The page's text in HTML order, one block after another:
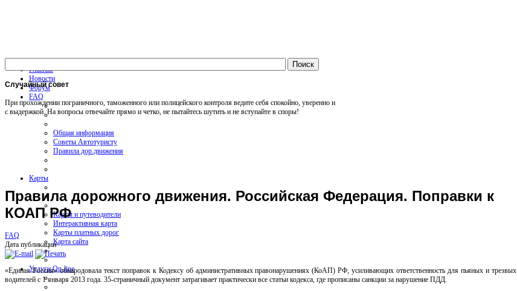
Главная
Новости
Форум
FAQ
Общая информация
Советы Автотуристу
Правила дор.движения
Карты
Карты и путеводители
Интерактивная карта
Карты платных дорог
Карта сайта
Услуги On-line
Случайныйсовет
При прохождении пограничного, таможенного или полицейского контроля ведите себя спокойно, уверенно и
с выдержкой. На вопросы отвечайте прямо и четко, не пытайтесь шутить и не вступайте в споры!
Правила дорожного движения. Российская Федерация. Поправки к
КОАП РФ
FAQ
Дата публикации
«Единая Россия» обнародовала текст поправок к Кодексу об административных правонарушениях (КоАП) РФ, усиливающих ответственность для пьяных и трезвых
водителей с 1 января 2013 года. 35-страничный документ затрагивает практически все статьи кодекса, где прописаны санкции за нарушение ПДД.